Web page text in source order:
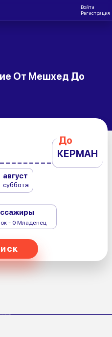
Войти
Регистрация
От Мешхед До
До
КЕРМАН
август
суббота
- 0 Младенец